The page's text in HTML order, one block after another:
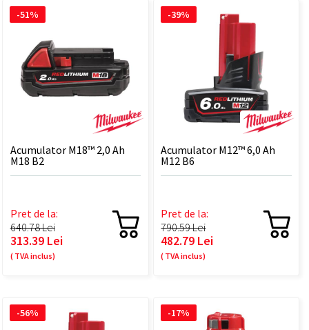
Acumulator M18™ 2,0 Ah
M18 B2
Pret de la:
640.78 Lei
313.39 Lei
( TVA inclus)
-51%
Acumulator M12™ 6,0 Ah
M12 B6
Pret de la:
790.59 Lei
482.79 Lei
( TVA inclus)
-39%
-56% -17%